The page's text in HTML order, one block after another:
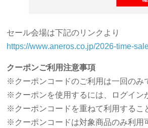
セール会場は下記のリンクより
https://www.aneros.co.jp/2026-time-
クーポンご利用注意事項
※クーポンコードのご利用は一回のみ
※クーポンを使用するには、ログイン
※クーポンコードを重ねて利用するこ
※クーポンコードは対象商品のみ利用